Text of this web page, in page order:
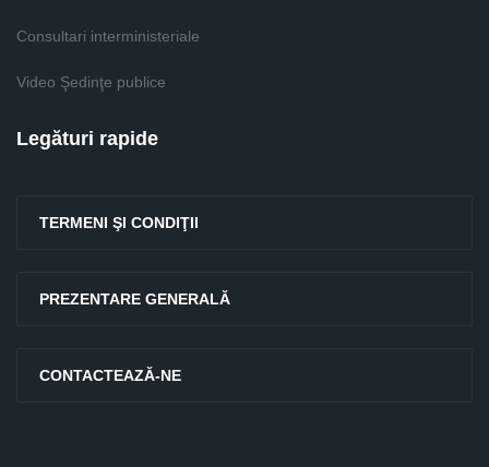
Consultari interministeriale
Video Şedinţe publice
Legături rapide
TERMENI ŞI CONDIŢII
PREZENTARE GENERALĂ
CONTACTEAZĂ-NE